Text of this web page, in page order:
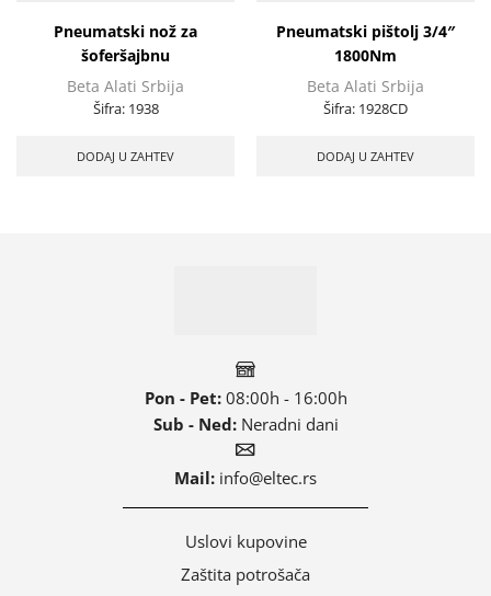
Pneumatski nož za
šoferšajbnu
Beta Alati Srbija
Šifra: 1938
DODAJ U ZAHTEV
Pneumatski pištolj 3/4″
1800Nm
Beta Alati Srbija
Šifra: 1928CD
DODAJ U ZAHTEV
Pon - Pet:08:00h - 16:00h
Sub - Ned:Neradni dani
Mail: info@eltec.rs
Uslovi kupovine
Zaštita potrošača